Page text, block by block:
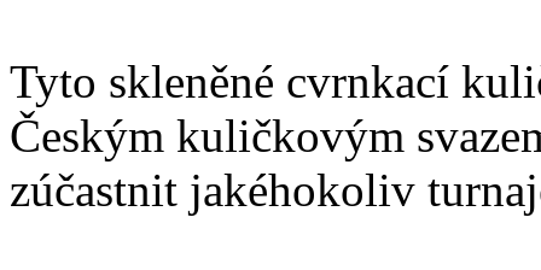
Tyto skleněné cvrnkací
Českým kuličkovým
zúčastnit jakéhokoliv